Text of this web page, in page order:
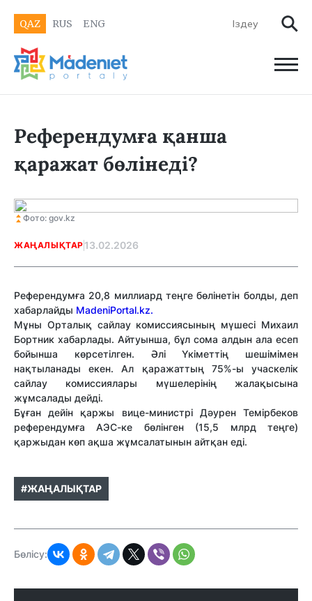
QAZ RUS ENG
Референдумға қанша
қаражат бөлінеді?
Фото: gov.kz
ЖАҢАЛЫҚТАР 13.02.2026
Референдумға 20,8 миллиард теңге бөлінетін болды, деп
хабарлайды MadeniPortal.kz.
Мұны Орталық сайлау комиссиясының мүшесі Михаил
Бортник хабарлады. Айтуынша, бұл сома алдын ала есеп
бойынша көрсетілген. Әлі Үкіметтің шешімімен
нақтыланады екен. Ал қаражаттың 75%-ы учаскелік
сайлау комиссиялары мүшелерінің жалақысына
жұмсалады дейді.
Бұған дейін қаржы вице-министрі Дәурен Темірбеков
референдумға АЭС-ке бөлінген (15,5 млрд теңге)
қаржыдан көп ақша жұмсалатынын айтқан еді.
#ЖАҢАЛЫҚТАР
Бөлісу: